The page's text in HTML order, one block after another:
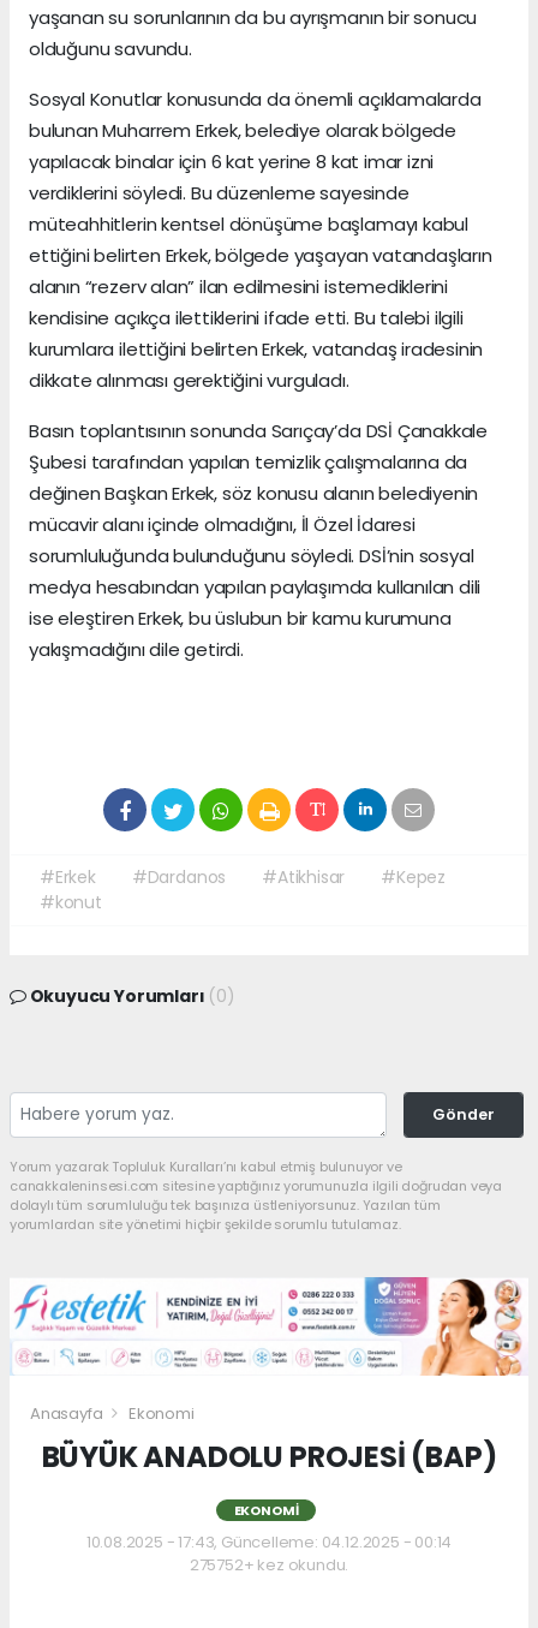
yaşanan su sorunlarının da bu ayrışmanın bir sonucu
olduğunu savundu.
Sosyal Konutlar konusunda da önemli açıklamalarda
bulunan Muharrem Erkek, belediye olarak bölgede
yapılacak binalar için 6 kat yerine 8 kat imar izni
verdiklerini söyledi. Bu düzenleme sayesinde
müteahhitlerin kentsel dönüşüme başlamayı kabul
ettiğini belirten Erkek, bölgede yaşayan vatandaşların
alanın “rezerv alan” ilan edilmesini istemediklerini
kendisine açıkça ilettiklerini ifade etti. Bu talebi ilgili
kurumlara ilettiğini belirten Erkek, vatandaş iradesinin
dikkate alınması gerektiğini vurguladı.
Basın toplantısının sonunda Sarıçay’da DSİ Çanakkale
Şubesi tarafından yapılan temizlik çalışmalarına da
değinen Başkan Erkek, söz konusu alanın belediyenin
mücavir alanı içinde olmadığını, İl Özel İdaresi
sorumluluğunda bulunduğunu söyledi. DSİ’nin sosyal
medya hesabından yapılan paylaşımda kullanılan dili
ise eleştiren Erkek, bu üslubun bir kamu kurumuna
yakışmadığını dile getirdi.
#Erkek #Dardanos #Atikhisar
#Kepez
#konut
Okuyucu Yorumları (0)
Gönder
Yorum yazarak Topluluk Kuralları’nı kabul etmiş bulunuyor ve
canakkaleninsesi.com sitesine yaptığınız yorumunuzla ilgili doğrudan veya
dolaylı tüm sorumluluğu tek başınıza üstleniyorsunuz. Yazılan tüm
yorumlardan site yönetimi hiçbir şekilde sorumlu tutulamaz.
Anasayfa Ekonomi
BÜYÜK ANADOLU PROJESİ (BAP)
EKONOMI
10.08.2025 - 17:43, Güncelleme: 04.12.2025 - 00:14
275752+ kez okundu.